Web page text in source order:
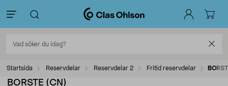
Startsida Reservdelar Reservdelar 2 Fritid reservdelar
BORSTE (CN)